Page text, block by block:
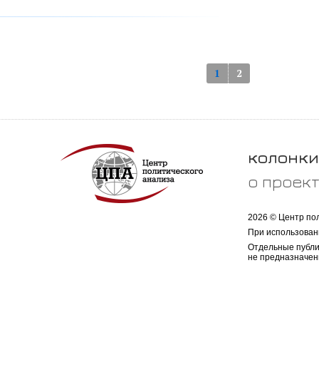
1 2
колонки
о
2026 © Центр
При
Отдельные
не